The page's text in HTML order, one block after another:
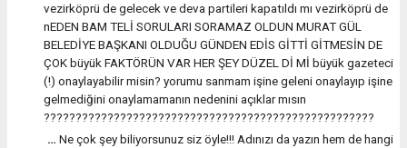
vezirköprü de gelecek ve deva partileri kapatıldı mı vezirköprü de
nEDEN BAM TELİ SORULARI SORAMAZ OLDUN MURAT GÜL
BELEDİYE BAŞKANI OLDUĞU GÜNDEN EDİS GİTTİ GİTMESİN DE
ÇOK büyük FAKTÖRÜN VAR HER ŞEY DÜZEL Dİ Mİ büyük gazeteci
(!) onaylayabilir misin? yorumu sanmam işine geleni onaylayıp işine
gelmediğini onaylamamanın nedenini açıklar mısın
????????????????????????????????????????????????????
… Ne çok şey biliyorsunuz siz öyle!!! Adınızı da yazın hem de hangi